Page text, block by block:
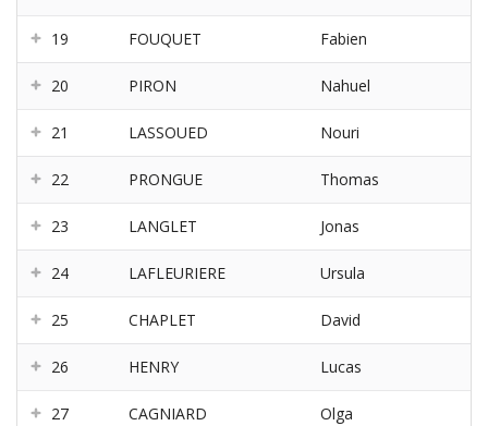
19 FOUQUET Fabien
20 PIRON Nahuel
21 LASSOUED Nouri
22 PRONGUE Thomas
23 LANGLET Jonas
24 LAFLEURIERE Ursula
25 CHAPLET David
26 HENRY Lucas
27 CAGNIARD Olga